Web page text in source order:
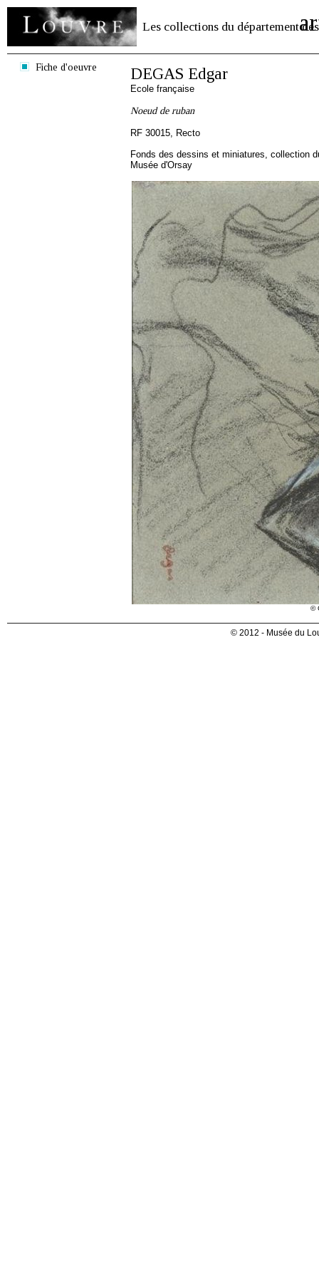
Les collections du département des
Fiche d'oeuvre DEGAS Edgar
Ecole française
Noeud de ruban
RF 30015, Recto
Fonds des dessins et miniatures, collection
Musée d'Orsay
©
© 2012 - Musée du